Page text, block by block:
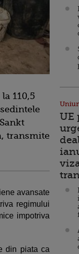
110,5
transmite
avansate
regimului
impotriva
din piata ca
UE